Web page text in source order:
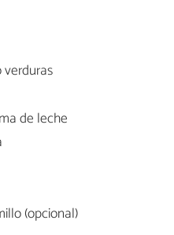
verduras
de leche
(opcional)